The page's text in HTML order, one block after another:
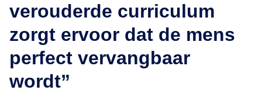
verouderde curriculum
zorgt ervoor dat de mens
perfect vervangbaar
wordt”